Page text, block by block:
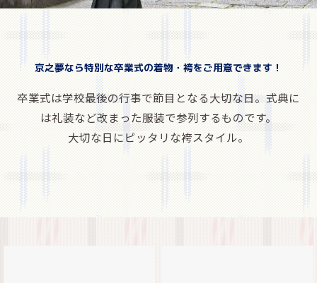
京之夢なら特別な卒業式の着物・袴をご用意できます！
卒業式は学校最後の行事で節目となる大切な日。式典に
は礼装など改まった服装で参列するものです。
大切な日にピッタリな袴スタイル。